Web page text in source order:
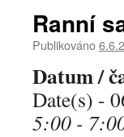
Ranní
Publikováno
Datum /
Date(s) -
5:00 -